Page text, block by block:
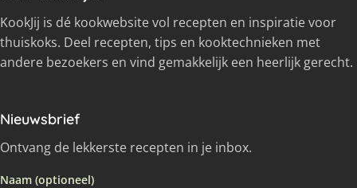
KookJij is dé kookwebsite vol recepten en inspiratie voor
thuiskoks. Deel recepten, tips en kooktechnieken met
andere bezoekers en vind gemakkelijk een heerlijk gerecht.
Nieuwsbrief
Ontvang de lekkerste recepten in je inbox.
Naam (optioneel)